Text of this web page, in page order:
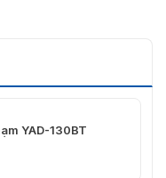
YAD-130BT